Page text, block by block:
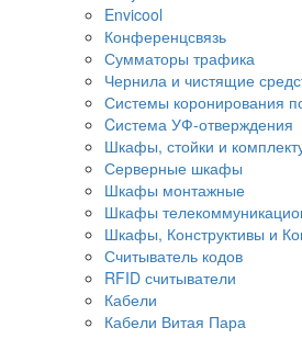
Envicool
Конференцсвязь
Сумматоры трафика
Чернила и чистящие
Системы коронирования
Cистема УФ-отверждения
Шкафы, стойки и
Серверные шкафы
Шкафы монтажные
Шкафы
Шкафы, Конструктивы и
Считыватель кодов
RFID считыватели
Кабели
Кабели Витая Пара